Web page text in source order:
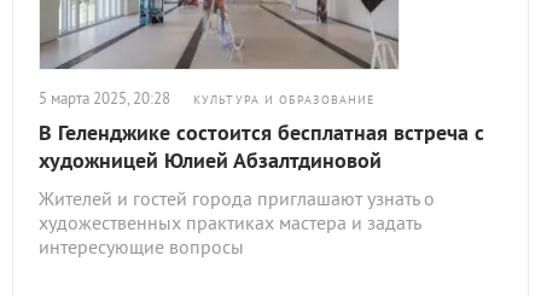
5 марта 2025, 20:28 КУЛЬТУРА И ОБРАЗОВАНИЕ
В Геленджике состоится бесплатная встреча с
художницей Юлией Абзалтдиновой
Жителей и гостей города приглашают узнать о
художественных практиках мастера и задать
интересующие вопросы